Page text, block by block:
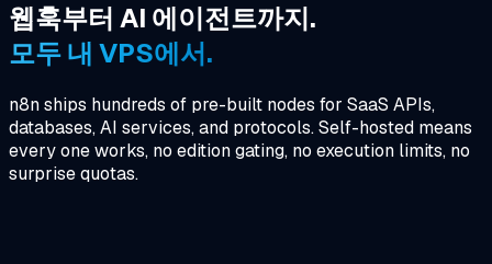
웹훅부터 AI 에이전트까지.
모두 내 VPS에서.
n8n ships hundreds of pre-built nodes for SaaS APIs,
databases, AI services, and protocols. Self-hosted means
every one works, no edition gating, no execution limits, no
surprise quotas.